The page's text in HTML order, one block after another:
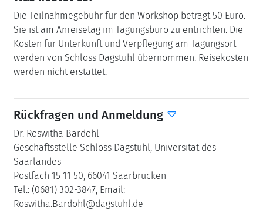
Die Teilnahmegebühr für den Workshop beträgt 50 Euro.
Sie ist am Anreisetag im Tagungsbüro zu entrichten. Die
Kosten für Unterkunft und Verpflegung am Tagungsort
werden von Schloss Dagstuhl übernommen. Reisekosten
werden nicht erstattet.
Rückfragen und Anmeldung
Dr. Roswitha Bardohl
Geschäftsstelle Schloss Dagstuhl, Universität des
Saarlandes
Postfach 15 11 50, 66041 Saarbrücken
Tel.: (0681) 302-3847, Email:
Roswitha.Bardohl@dagstuhl.de